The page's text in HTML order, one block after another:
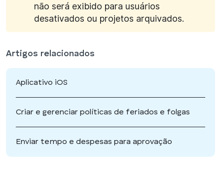
não será exibido para usuários
desativados ou projetos arquivados.
Artigos relacionados
Aplicativo iOS
Criar e gerenciar políticas de feriados e folgas
Enviar tempo e despesas para aprovação